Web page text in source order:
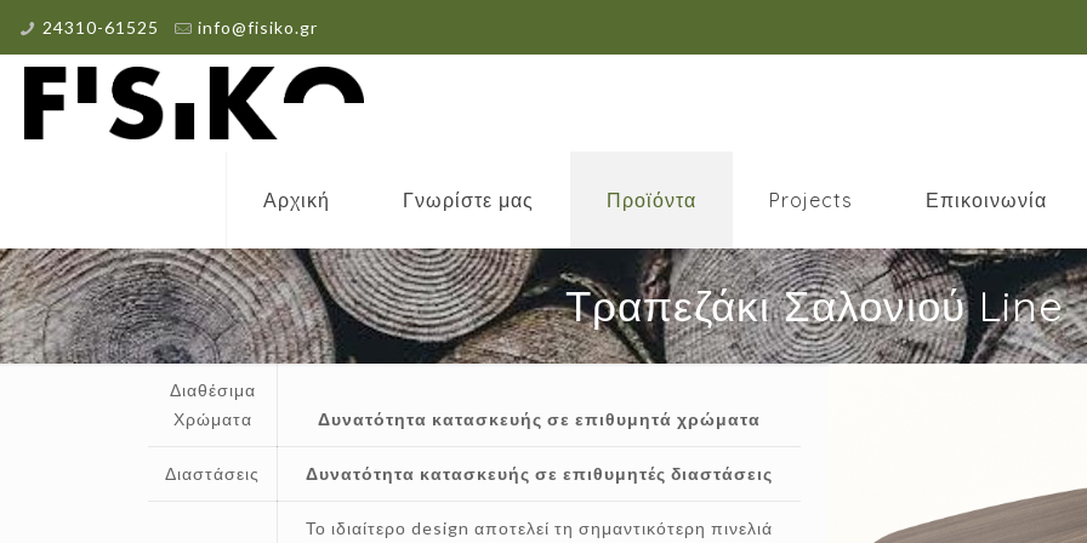
24310-61525 info@fisiko.gr
Αρχική Γνωρίστε μας Προϊόντα Projects Επικοινωνία
Τραπεζάκι Σαλονιού Line
Διαθέσιμα
Χρώματα
Δυνατότητα κατασκευής σε επιθυμητά χρώματα
Διαστάσεις Δυνατότητα κατασκευής σε επιθυμητές διαστάσεις
Το ιδιαίτερο design αποτελεί τη σημαντικότερη πινελιά